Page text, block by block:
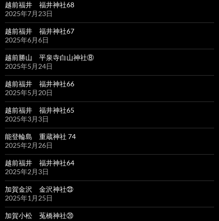
越前福井 福井神社68
2025年7月23日
越前福井 福井神社67
2025年6月6日
越前勝山 平泉寺白山神社⑧
2025年5月24日
越前福井 福井神社66
2025年5月20日
越前福井 福井神社65
2025年3月3日
能登輪島 重蔵神社 74
2025年2月26日
越前福井 福井神社64
2025年2月3日
加賀金沢 金沢神社㉓
2025年1月25日
加賀小松 菟橋神社⑳